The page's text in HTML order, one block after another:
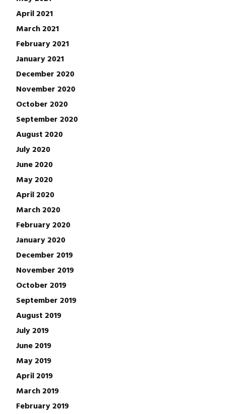
April 2021
March 2021
February 2021
January 2021
December 2020
November 2020
October 2020
September 2020
August 2020
July 2020
June 2020
May 2020
April 2020
March 2020
February 2020
January 2020
December 2019
November 2019
October 2019
September 2019
August 2019
July 2019
June 2019
May 2019
April 2019
March 2019
February 2019